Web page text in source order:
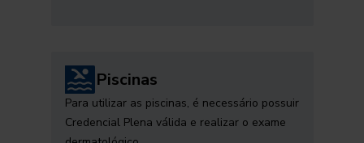
Piscinas
Para utilizar as piscinas, é necessário possuir
Credencial Plena válida e realizar o exame